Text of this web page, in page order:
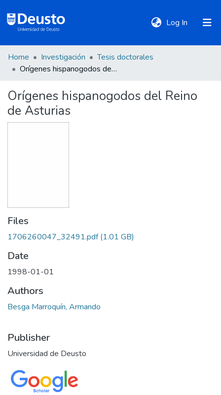
Log In (current)
DeustoTeka
Communities
&
Collections
Policies
Home Investigación
Tesis doctorales
Orígenes hispanogodos del Reino de Asturias
Orígenes hispanogodos del Reino
de Asturias
Files
1706260047_32491.pdf(1.01 GB)
Date
1998-01-01
Authors
Besga Marroquín, Armando
Publisher
Universidad de Deusto